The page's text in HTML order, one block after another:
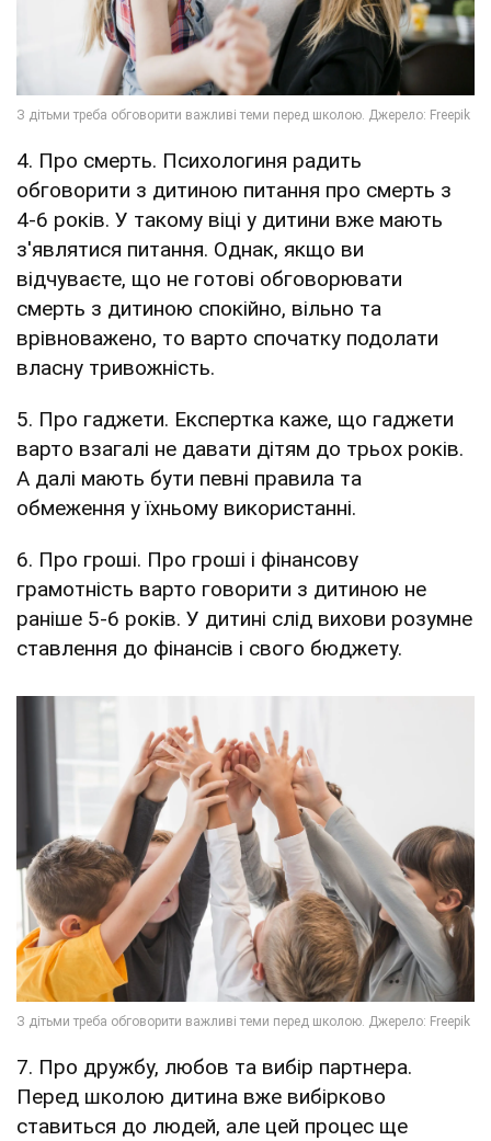
4. Про смерть. Психологиня радить
обговорити з дитиною питання про смерть з
4-6 років. У такому віці у дитини вже мають
з'являтися питання. Однак, якщо ви
відчуваєте, що не готові обговорювати
смерть з дитиною спокійно, вільно та
врівноважено, то варто спочатку подолати
власну тривожність.
5. Про гаджети. Експертка каже, що гаджети
варто взагалі не давати дітям до трьох років.
А далі мають бути певні правила та
обмеження у їхньому використанні.
6. Про гроші. Про гроші і фінансову
грамотність варто говорити з дитиною не
раніше 5-6 років. У дитині слід вихови розумне
ставлення до фінансів і свого бюджету.
7. Про дружбу, любов та вибір партнера.
Перед школою дитина вже вибірково
ставиться до людей, але цей процес ще